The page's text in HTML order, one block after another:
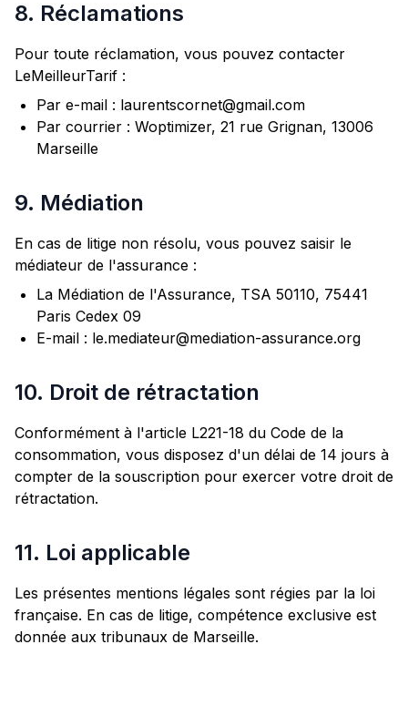
8. Réclamations
Pour toute réclamation, vous pouvez contacter
LeMeilleurTarif :
Par e-mail : laurentscornet@gmail.com
Par courrier : Woptimizer, 21 rue Grignan, 13006
Marseille
9. Médiation
En cas de litige non résolu, vous pouvez saisir le
médiateur de l'assurance :
La Médiation de l'Assurance, TSA 50110, 75441
Paris Cedex 09
E-mail : le.mediateur@mediation-assurance.org
10. Droit de rétractation
Conformément à l'article L221-18 du Code de la
consommation, vous disposez d'un délai de 14 jours à
compter de la souscription pour exercer votre droit de
rétractation.
11. Loi applicable
Les présentes mentions légales sont régies par la loi
française. En cas de litige, compétence exclusive est
donnée aux tribunaux de Marseille.